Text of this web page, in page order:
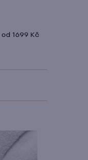
od 1699 Kč